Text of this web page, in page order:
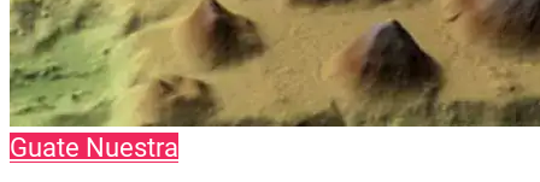
Guate Nuestra